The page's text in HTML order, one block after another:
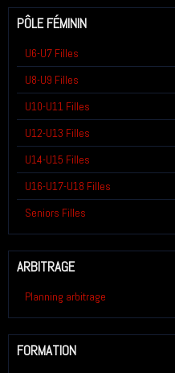
PÔLE FÉMININ
U6-U7 Filles
U8-U9 Filles
U10-U11 Filles
U12-U13 Filles
U14-U15 Filles
U16-U17-U18 Filles
Seniors Filles
ARBITRAGE
Planning arbitrage
FORMATION